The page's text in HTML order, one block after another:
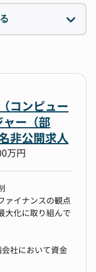
都中央区
コンピュー
ー（部
非公開求人
万円
ァイナンスの観点
大化に取り組んで
社において資金